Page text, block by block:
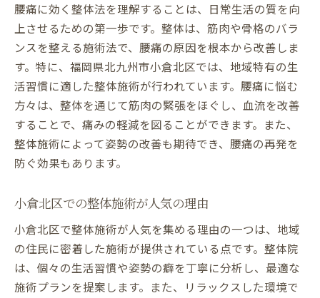
腰痛に効く整体法を理解することは、日常生活の質を向
上させるための第一歩です。整体は、筋肉や骨格のバラ
ンスを整える施術法で、腰痛の原因を根本から改善しま
す。特に、福岡県北九州市小倉北区では、地域特有の生
活習慣に適した整体施術が行われています。腰痛に悩む
方々は、整体を通じて筋肉の緊張をほぐし、血流を改善
することで、痛みの軽減を図ることができます。また、
整体施術によって姿勢の改善も期待でき、腰痛の再発を
防ぐ効果もあります。
小倉北区での整体施術が人気の理由
小倉北区で整体施術が人気を集める理由の一つは、地域
の住民に密着した施術が提供されている点です。整体院
は、個々の生活習慣や姿勢の癖を丁寧に分析し、最適な
施術プランを提案します。また、リラックスした環境で